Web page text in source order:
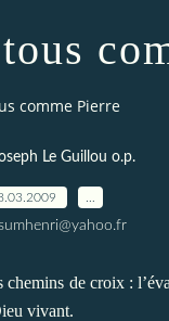
comme Pierre
Le Guillou o.p.
chemins de croix :
vivant.